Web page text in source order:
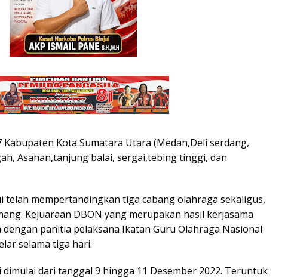
Kota Sumatara Utara (Medan,Deli serdang,
Asahan,tanjung balai, sergai,tebing tinggi, dan
telah mempertandingkan tiga cabang olahraga sekaligus,
Kejuaraan DBON yang merupakan hasil kerjasama
panitia pelaksana Ikatan Guru Olahraga Nasional
selama tiga hari.
dari tanggal 9 hingga 11 Desember 2022. Teruntuk